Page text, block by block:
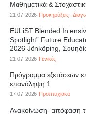
Μαθηματικά &
21-07-2026 Προκηρύξεις -
EULiST Blended
Spotlight” Future
2026 Jönköping,
21-07-2026 Γενικές
Πρόγραμμα εξετάσεων
επανάληψη 1
17-07-2026 Προπτυχιακά
Ανακοίνωση- απόφαση